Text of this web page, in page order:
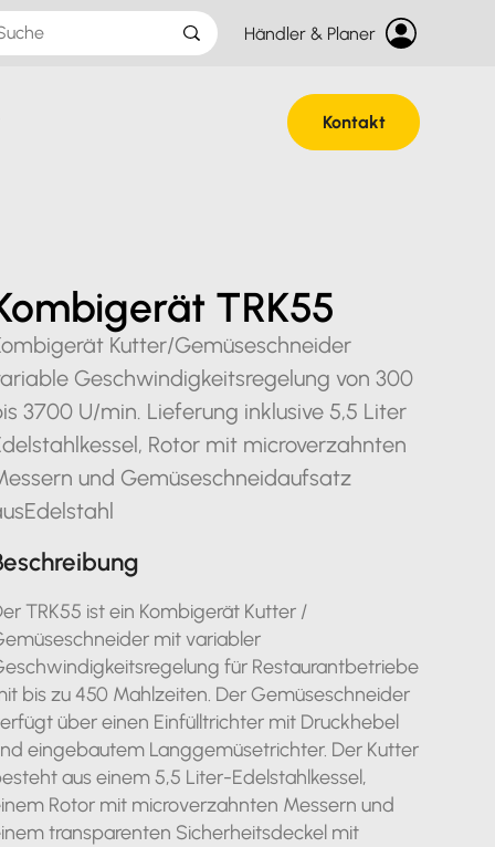
Händler & Planer
Kontakt
TRK55
Kutter/Gemüseschneider
Geschwindigkeitsregelung von 300
3700 U/min. Lieferung inklusive 5,5 Liter
Rotor mit microverzahnten
und Gemüseschneidaufsatz
TRK55 ist ein Kombigerät Kutter /
mit variabler
für Restaurantbetriebe
bis zu 450 Mahlzeiten. Der Gemüseschneider
über einen Einfülltrichter mit Druckhebel
eingebautem Langgemüsetrichter. Der Kutter
aus einem 5,5 Liter-Edelstahlkessel,
Rotor mit microverzahnten Messern und
transparenten Sicherheitsdeckel mit